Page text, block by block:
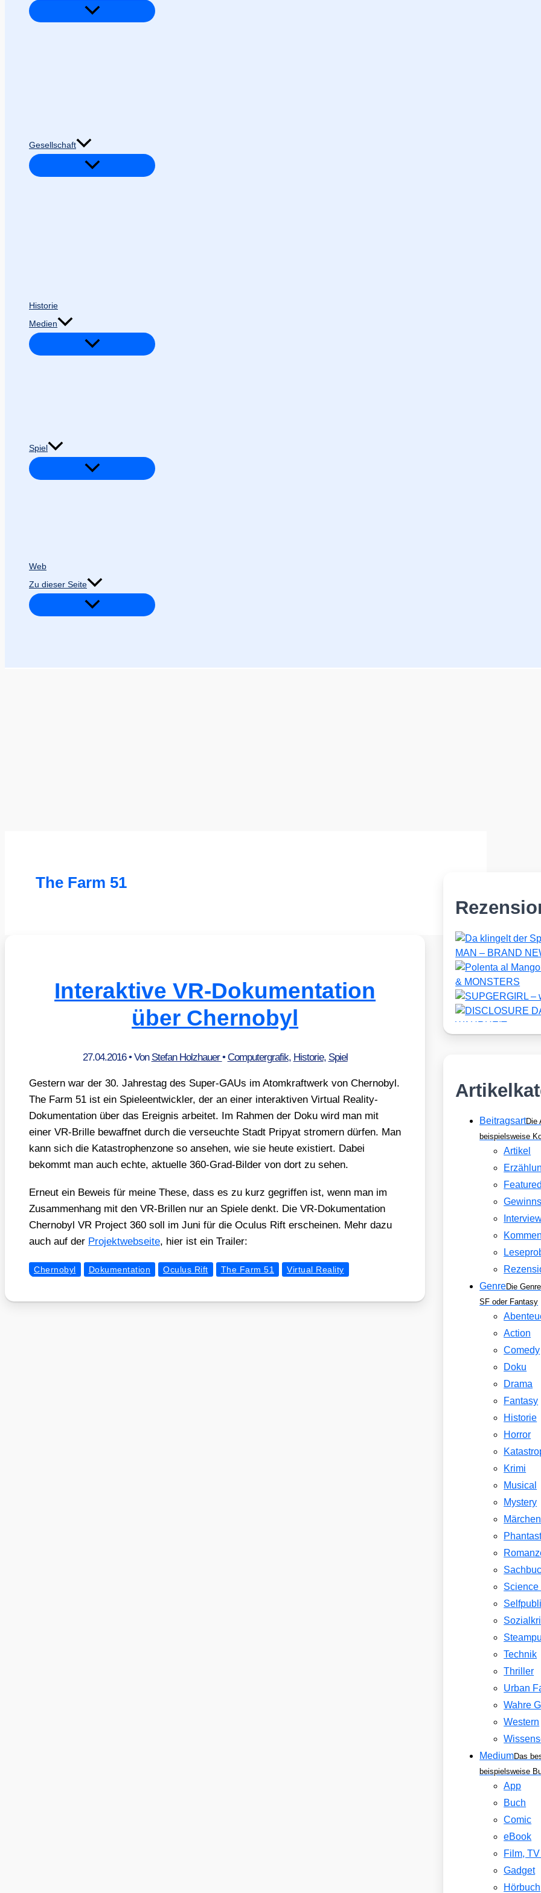
Gesellschaft
Historie
Medien
Spiel
Web
Zu dieser Seite
The Farm 51
Interaktive VR-Dokumentation
über Chernobyl
27.04.2016• Von Stefan Holzhauer•Computergrafik, Historie, Spiel
Ges­tern war der 30. Jah­res­tag des Super-GAUs im Atom­kraft­werk von Cher­no­byl.
The Farm 51 ist ein Spie­le­ent­wick­ler, der an einer inter­ak­ti­ven Vir­tu­al Rea­li­ty-
Doku­men­ta­ti­on über das Ereig­nis arbei­tet. Im Rah­men der Doku wird man mit
einer VR-Bril­le bewaff­net durch die ver­seuch­te Stadt Pri­pyat stromern dür­fen. Man
kann sich die Kata­stro­phen­zo­ne so anse­hen, wie sie heu­te exis­tiert. Dabei
bekommt man auch ech­te, aktu­el­le 360-Grad-Bil­der von dort zu sehen.
Erneut ein Beweis für mei­ne The­se, dass es zu kurz gegrif­fen ist, wenn man im
Zusam­men­hang mit den VR-Bril­len nur an Spie­le denkt. Die VR-Doku­men­ta­ti­on
Cher­no­byl VR Pro­ject 360 soll im Juni für die Ocu­lus Rift erschei­nen. Mehr dazu
auch auf der Pro­jekt­web­sei­te, hier ist ein Trai­ler:
Chernobyl Dokumentation Oculus Rift The Farm 51 Virtual Reality
BeitragsartDie
beispielsweise
Artikel
GenreDie
SF oder Fantasy
Action
Comedy
Doku
Drama
Fantasy
Historie
Horror
Krimi
Musical
Mystery
Märchen
Science
Technik
Thriller
Urban
Wahre
Western
MediumDas
beispielsweise
App
Buch
Comic
eBook
Film,
Gadget
Hörbuch